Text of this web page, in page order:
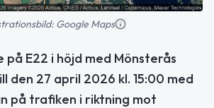
Google Maps
på E22 i höjd med Mönsterås
den 27 april 2026 kl. 15:00 med
på trafiken i riktning mot